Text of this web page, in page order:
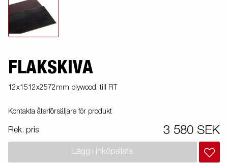
FLAKSKIVA
12x1512x2572mm plywood, till RT
Kontakta återförsäljare för produkt
Rek. pris 3 580 SEK
Lägg i inköpslista